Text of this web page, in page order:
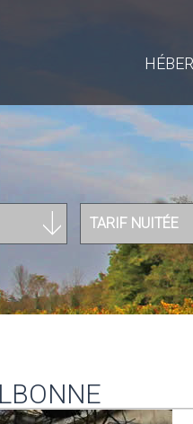
TARIF NUITÉE